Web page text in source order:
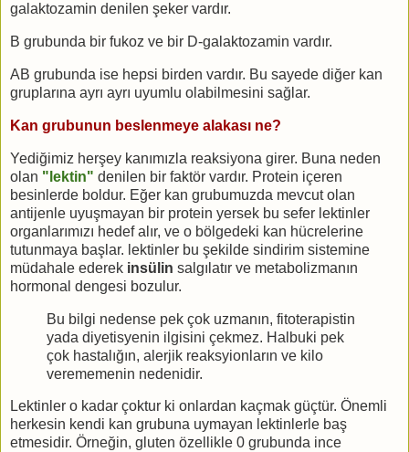
galaktozamin denilen şeker vardır.
B grubunda bir fukoz ve bir D-galaktozamin vardır.
AB grubunda ise hepsi birden vardır. Bu sayede diğer kan
gruplarına ayrı ayrı uyumlu olabilmesini sağlar.
Kan grubunun beslenmeye alakası ne?
Yediğimiz herşey kanımızla reaksiyona girer. Buna neden
olan "lektin" denilen bir faktör vardır. Protein içeren
besinlerde boldur. Eğer kan grubumuzda mevcut olan
antijenle uyuşmayan bir protein yersek bu sefer lektinler
organlarımızı hedef alır, ve o bölgedeki kan hücrelerine
tutunmaya başlar. lektinler bu şekilde sindirim sistemine
müdahale ederek insülin salgılatır ve metabolizmanın
hormonal dengesi bozulur.
Bu bilgi nedense pek çok uzmanın, fitoterapistin
yada diyetisyenin ilgisini çekmez. Halbuki pek
çok hastalığın, alerjik reaksyionların ve kilo
verememenin nedenidir.
Lektinler o kadar çoktur ki onlardan kaçmak güçtür. Önemli
herkesin kendi kan grubuna uymayan lektinlerle baş
etmesidir. Örneğin, gluten özellikle 0 grubunda ince